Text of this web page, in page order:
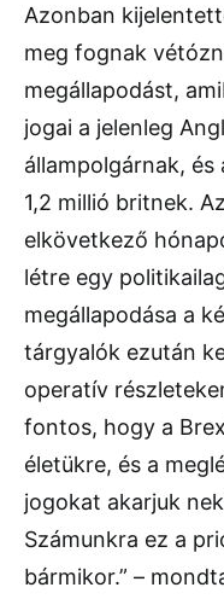
Azonban
meg fognak
megállapodást,
jogai a jelenleg
állampolgárnak,
1,2 millió britnek.
elkövetkező
létre egy
megállapodása a
tárgyalók ezután
operatív
fontos, hogy a
életükre, és a
jogokat akarjuk
Számunkra ez a
bármikor.” –